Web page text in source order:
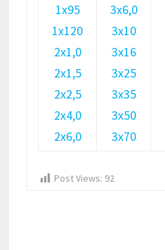
1х95
1х120
2х1,0
2х1,5
2х2,5
2х4,0
2х6,0
3х6,0
3х10
3х16
3х25
3х35
3х50
3х70
Post Views: 92